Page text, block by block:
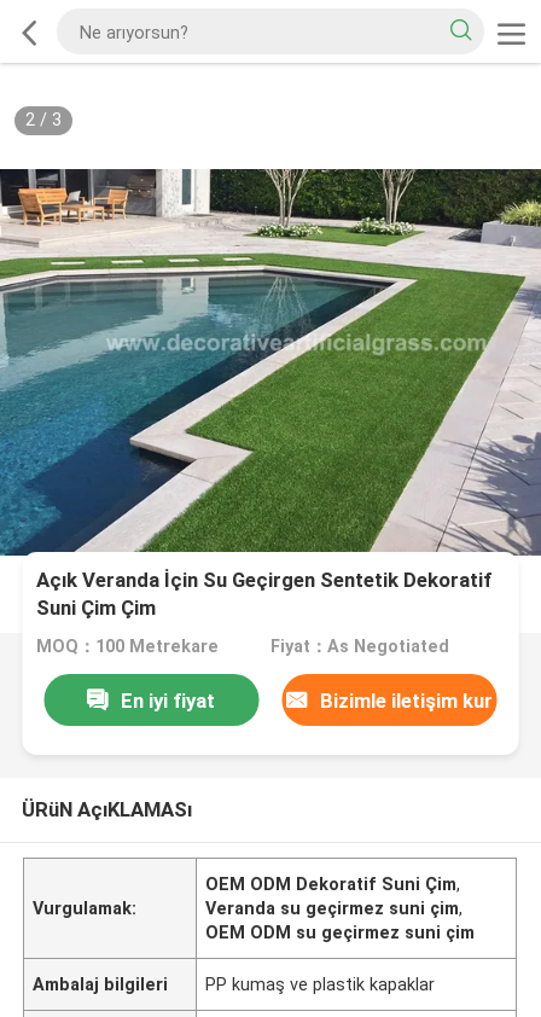
2/ 3
Açık Veranda İçin Su Geçirgen Sentetik Dekoratif
Suni Çim Çim
MOQ：100 Metrekare Fiyat：As Negotiated
En iyi fiyat Bizimle iletişim kur
ÜRüN AçıKLAMASı
Vurgulamak:
OEM ODM Dekoratif Suni Çim,
Veranda su geçirmez suni çim,
OEM ODM su geçirmez suni çim
Ambalaj bilgileri PP kumaş ve plastik kapaklar